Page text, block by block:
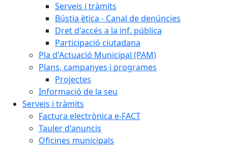
Serveis i tràmits
Bústia ètica - Canal de denúncies
Dret d'accés a la inf. pública
Participació ciutadana
Pla d'Actuació Municipal (PAM)
Plans, campanyes i programes
Projectes
Informació de la seu
Serveis i tràmits
Factura electrònica e-FACT
Tauler d'anuncis
Oficines municipals